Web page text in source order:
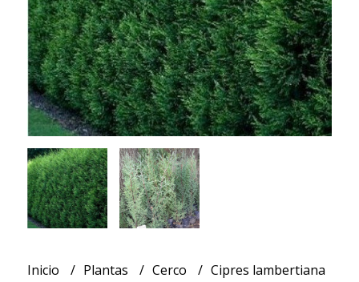
Inicio Plantas Cerco Cipres lambertiana